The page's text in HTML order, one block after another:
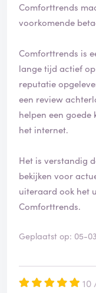
Comforttrends
voorkomende
Comforttrends is
lange tijd actief
reputatie
een review
helpen een goede
het internet.
Het is verstandig
bekijken voor
uiteraard ook het
Comforttrends.
Geplaatst op: 05-
10